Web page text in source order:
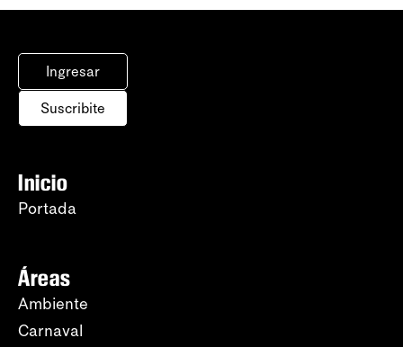
Ingresar
Suscribite
Inicio
Portada
Áreas
Ambiente
Carnaval